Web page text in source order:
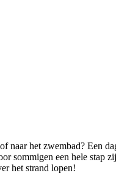
naar het zwembad?
sommigen een hele
het strand lopen!